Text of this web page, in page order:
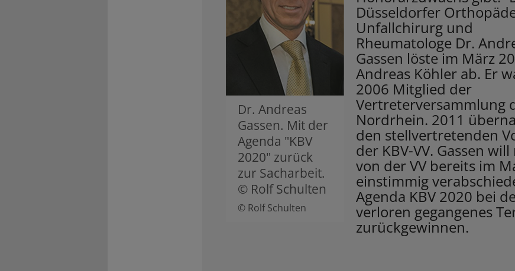
Dr. Andreas
Gassen. Mit der
Agenda "KBV
2020" zurück
zur Sacharbeit.
© Rolf Schulten
© Rolf Schulten
Düsseldorfer
Unfallchirurg und
Rheumatologe Dr.
Gassen löste im März
Andreas Köhler ab. Er
2006 Mitglied der
Vertreterversammlung
Nordrhein. 2011
den stellvertretenden
der KBV-VV. Gassen
von der VV bereits im
einstimmig
Agenda KBV 2020 bei
verloren gegangenes
zurückgewinnen.